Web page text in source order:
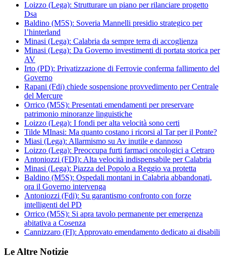
Loizzo (Lega): Strutturare un piano per rilanciare progetto
Dsa
Baldino (M5S): Soveria Mannelli presidio strategico per
l’hinterland
Minasi (Lega): Calabria da sempre terra di accoglienza
Minasi (Lega): Da Governo investimenti di portata storica per
AV
Irto (PD): Privatizzazione di Ferrovie conferma fallimento del
Governo
Rapani (Fdi) chiede sospensione provvedimento per Centrale
del Mercure
Orrico (M5S): Presentati emendamenti per preservare
patrimonio minoranze linguistiche
Loizzo (Lega): I fondi per alta velocità sono certi
Tilde MInasi: Ma quanto costano i ricorsi al Tar per il Ponte?
Miasi (Lega): Allarmismo su Av inutile e dannoso
Loizzo (Lega): Preoccupa furti farmaci oncologici a Cetraro
Antoniozzi (FDI): Alta velocità indispensabile per Calabria
Minasi (Lega): Piazza del Popolo a Reggio va protetta
Baldino (M5S): Ospedali montani in Calabria abbandonati,
ora il Governo intervenga
Antoniozzi (Fdi): Su garantismo confronto con forze
intelligenti del PD
Orrico (M5S): Si apra tavolo permanente per emergenza
abitativa a Cosenza
Cannizzaro (FI): Approvato emendamento dedicato ai disabili
Le Altre Notizie